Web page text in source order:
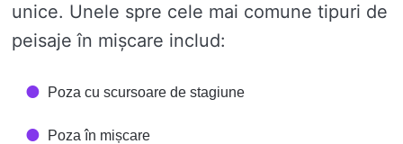
unice. Unele spre cele mai comune tipuri de
peisaje în mișcare includ:
Poza cu scursoare de stagiune
Poza în mișcare